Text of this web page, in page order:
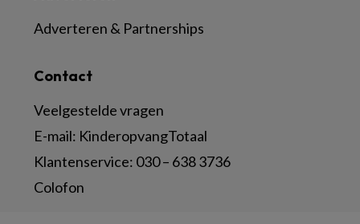
Contact
Veelgestelde vragen
E-mail: KinderopvangTotaal
Klantenservice: 030 – 638 3736
Colofon
Adverteren & Partnerships